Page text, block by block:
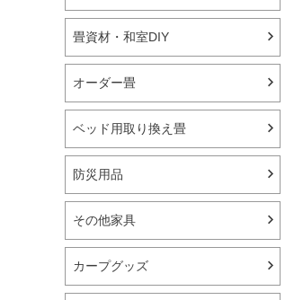
畳資材・和室DIY
オーダー畳
ベッド用取り換え畳
防災用品
その他家具
カープグッズ